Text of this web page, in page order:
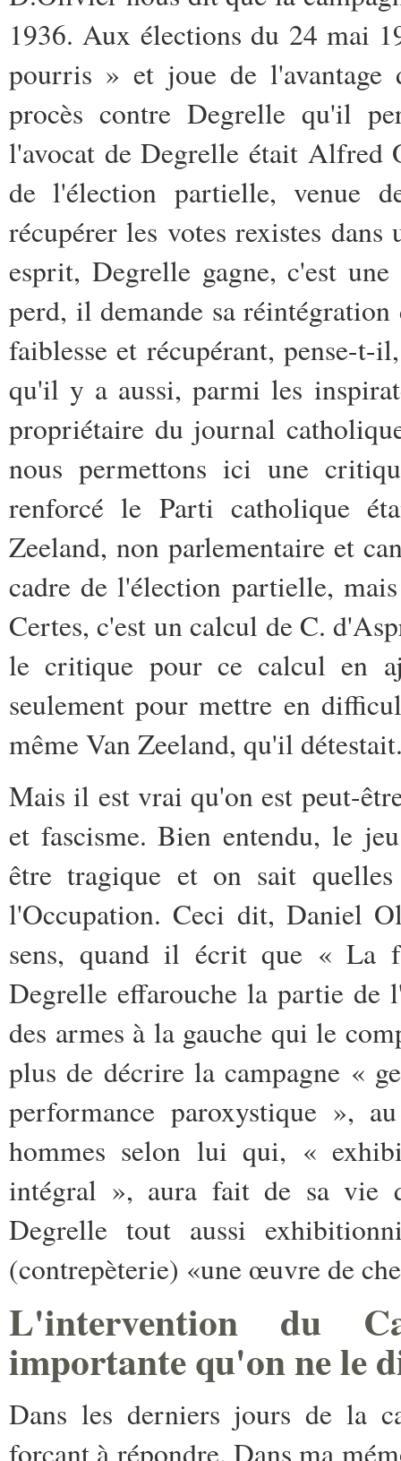
1936. Aux élections du 24 mai
pourris » et joue de l'avantage
procès contre Degrelle qu'il
l'avocat de Degrelle était
de l'élection partielle, venue
récupérer les votes rexistes
esprit, Degrelle gagne, c'est
perd, il demande sa
faiblesse et récupérant, pense-
qu'il y a aussi, parmi les
propriétaire du journal
nous permettons ici une
renforcé le Parti catholique
Zeeland, non parlementaire et
cadre de l'élection partielle,
Certes, c'est un calcul de C.
le critique pour ce calcul en
seulement pour mettre en
même Van Zeeland, qu'il
Mais il est vrai qu'on est peut-
et fascisme. Bien entendu, le
être tragique et on sait
l'Occupation. Ceci dit, Daniel
sens, quand il écrit que « La
Degrelle effarouche la partie de
des armes à la gauche qui le
plus de décrire la campagne «
performance paroxystique »,
hommes selon lui qui, «
intégral », aura fait de sa vie
Degrelle tout aussi
(contrepèterie) «une œuvre de
L'intervention du
importante qu'on ne le
Dans les derniers jours de la
forçant à répondre. Dans ma